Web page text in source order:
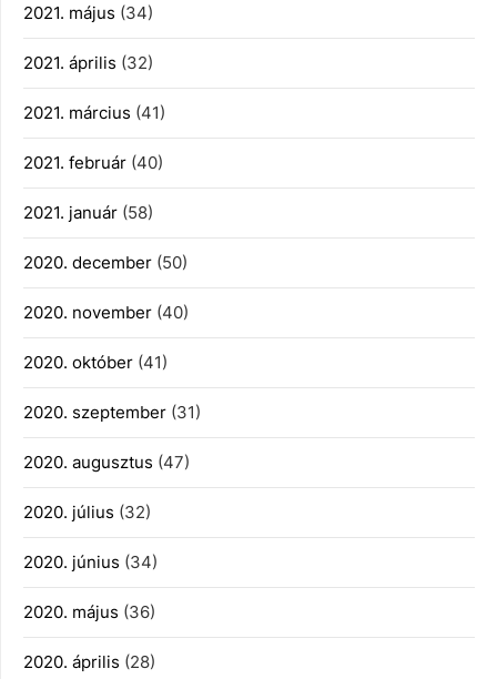
2021. május (34)
2021. április (32)
2021. március (41)
2021. február (40)
2021. január (58)
2020. december (50)
2020. november (40)
2020. október (41)
2020. szeptember (31)
2020. augusztus (47)
2020. július (32)
2020. június (34)
2020. május (36)
2020. április (28)